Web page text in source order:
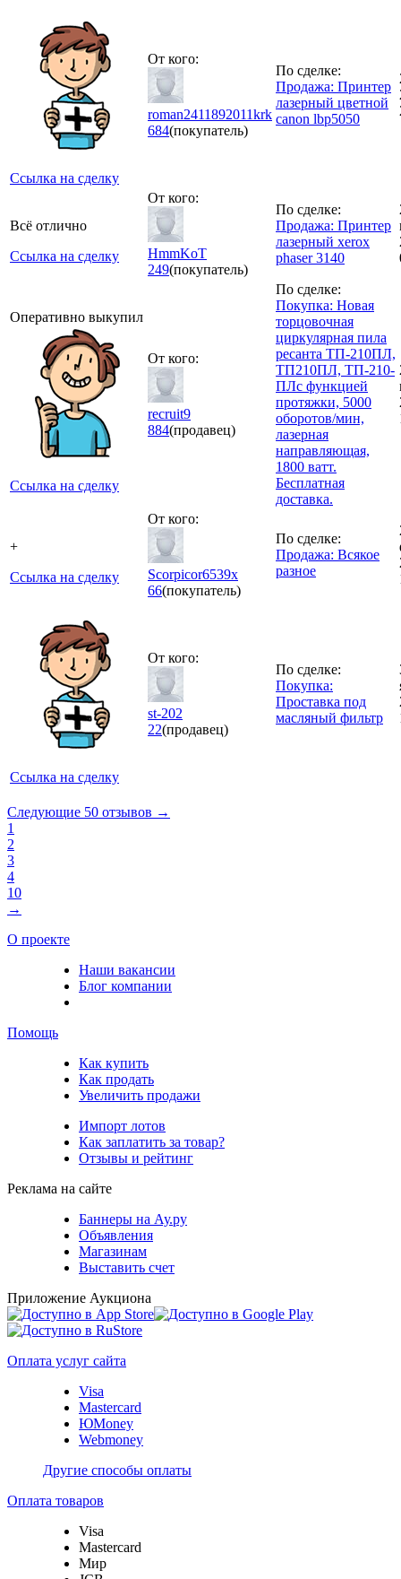
Ссылка на сделку
От кого:
roman2411892011krk
684(покупатель)
По сделке:
Продажа: Принтер
лазерный цветной
canon lbp5050
Всё отлично
Ссылка на сделку
От кого:
HmmKoT
249(покупатель)
По сделке:
Продажа: Принтер
лазерный xerox
phaser 3140
Оперативно выкупил
Ссылка на сделку
От кого:
recruit9
884(продавец)
По сделке:
Покупка: Новая
торцовочная
циркулярная пила
ресанта ТП-210ПЛ,
ТП210ПЛ, ТП-210-
ПЛс функцией
протяжки, 5000
оборотов/мин,
лазерная
направляющая,
1800 ватт.
Бесплатная
доставка.
+
Ссылка на сделку
От кого:
Scorpicor6539x
66(покупатель)
По сделке:
Продажа: Всякое
разное
Ссылка на сделку
От кого:
st-202
22(продавец)
По сделке:
Покупка:
Проставка под
масляный фильтр
Следующие 50 отзывов →
1
2
3
4
10
→
О проекте
Наши вакансии
Блог компании
Помощь
Как купить
Как продать
Увеличить продажи
Импорт лотов
Как заплатить за товар?
Отзывы и рейтинг
Реклама на сайте
Баннеры на Ау.ру
Объявления
Магазинам
Выставить счет
Приложение Аукциона
Оплата услуг сайта
Visa
Mastercard
ЮMoney
Webmoney
Другие способы оплаты
Оплата товаров
Visa
Mastercard
Мир